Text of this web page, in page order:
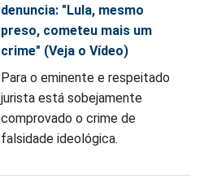
denuncia: "Lula, mesmo
preso, cometeu mais um
crime" (Veja o Vídeo)
Para o eminente e respeitado
jurista está sobejamente
comprovado o crime de
falsidade ideológica.